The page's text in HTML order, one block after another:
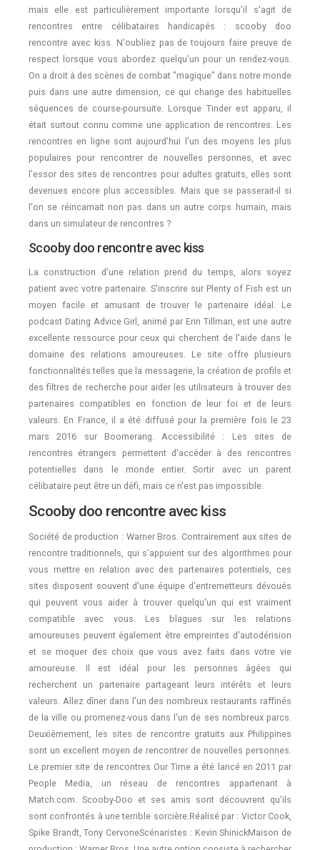
mais elle est particulièrement importante lorsqu'il s'agit de
rencontres entre célibataires handicapés : scooby doo
rencontre avec kiss. N'oubliez pas de toujours faire preuve de
respect lorsque vous abordez quelqu'un pour un rendez-vous.
On a droit à des scènes de combat "magique" dans notre monde
puis dans une autre dimension, ce qui change des habituelles
séquences de course-poursuite. Lorsque Tinder est apparu, il
était surtout connu comme une application de rencontres. Les
rencontres en ligne sont aujourd'hui l'un des moyens les plus
populaires pour rencontrer de nouvelles personnes, et avec
l'essor des sites de rencontres pour adultes gratuits, elles sont
devenues encore plus accessibles. Mais que se passerait-il si
l'on se réincarnait non pas dans un autre corps humain, mais
dans un simulateur de rencontres ?
Scooby doo rencontre avec kiss
La construction d'une relation prend du temps, alors soyez
patient avec votre partenaire. S'inscrire sur Plenty of Fish est un
moyen facile et amusant de trouver le partenaire idéal. Le
podcast Dating Advice Girl, animé par Erin Tillman, est une autre
excellente ressource pour ceux qui cherchent de l'aide dans le
domaine des relations amoureuses. Le site offre plusieurs
fonctionnalités telles que la messagerie, la création de profils et
des filtres de recherche pour aider les utilisateurs à trouver des
partenaires compatibles en fonction de leur foi et de leurs
valeurs. En France, il a été diffusé pour la première fois le 23
mars 2016 sur Boomerang. Accessibilité : Les sites de
rencontres étrangers permettent d'accéder à des rencontres
potentielles dans le monde entier. Sortir avec un parent
célibataire peut être un défi, mais ce n'est pas impossible.
Scooby doo rencontre avec kiss
Société de production : Warner Bros. Contrairement aux sites de
rencontre traditionnels, qui s'appuient sur des algorithmes pour
vous mettre en relation avec des partenaires potentiels, ces
sites disposent souvent d'une équipe d'entremetteurs dévoués
qui peuvent vous aider à trouver quelqu'un qui est vraiment
compatible avec vous. Les blagues sur les relations
amoureuses peuvent également être empreintes d'autodérision
et se moquer des choix que vous avez faits dans votre vie
amoureuse. Il est idéal pour les personnes âgées qui
recherchent un partenaire partageant leurs intérêts et leurs
valeurs. Allez dîner dans l'un des nombreux restaurants raffinés
de la ville ou promenez-vous dans l'un de ses nombreux parcs.
Deuxièmement, les sites de rencontre gratuits aux Philippines
sont un excellent moyen de rencontrer de nouvelles personnes.
Le premier site de rencontres Our Time a été lancé en 2011 par
People Media, un réseau de rencontres appartenant à
Match.com. Scooby-Doo et ses amis sont découvrent qu'ils
sont confrontés à une terrible sorcière.Réalisé par : Victor Cook,
Spike Brandt, Tony CervoneScénaristes : Kevin ShinickMaison de